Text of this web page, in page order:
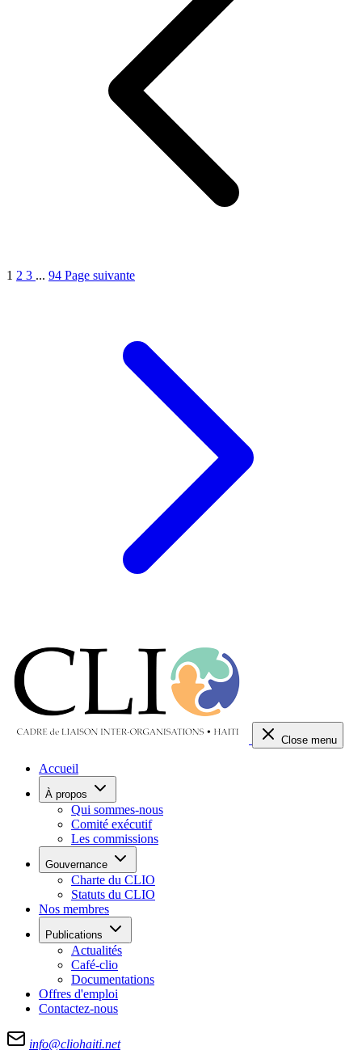
1 2 3 ... 94 Page suivante
Close menu
Accueil
À propos
Qui sommes-nous
Comité exécutif
Les commissions
Gouvernance
Charte du CLIO
Statuts du CLIO
Nos membres
Publications
Actualités
Café-clio
Documentations
Offres d'emploi
Contactez-nous
info@cliohaiti.net